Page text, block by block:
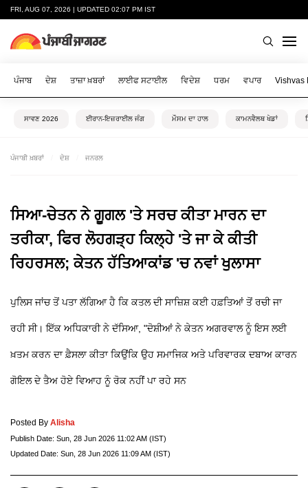
FRI, AUG 07, 2026 | UPDATED 02:07 PM IST
ਪੰਜਾਬ ਦੇਸ਼ ਤਾਜ਼ਾ ਖ਼ਬਰਾਂ ਲਾਈਫ ਸਟਾਈਲ ਵਿਦੇਸ਼ ਧਰਮ ਵਪਾਰ Vishvas
ਸਾਵਣ 2026 ਈਰਾਨ-ਇਜ਼ਰਾਈਲ ਜੰਗ ਮੌਸਮ ਦਾ ਹਾਲ ਕਾਮਨਵੈਲਥ ਖੇਡਾਂ
ਪੰਜਾਬੀ ਖ਼ਬਰਾਂ ਦੇਸ਼ ਜਨਰਲ
ਸਿਆ-ਚੇਤਨ ਨੇ ਗੂਗਲ 'ਤੇ ਸਰਚ ਕੀਤਾ ਮਾਰਨ ਦਾ
ਤਰੀਕਾ, ਫਿਰ ਲੋਹਗੜ੍ਹ ਕਿਲ੍ਹੇ 'ਤੇ ਜਾ ਕੇ ਕੀਤੀ
ਰਿਹਰਸਲ; ਕੇਤਨ ਹੱਤਿਆਕਾਂਡ 'ਚ ਨਵਾਂ ਖੁਲਾਸਾ
ਪੁਲਿਸ ਜਾਂਚ ਤੋਂ ਪਤਾ ਲੱਗਿਆ ਹੈ ਕਿ ਕਤਲ ਦੀ ਸਾਜ਼ਿਸ਼ ਕਈ ਹਫ਼ਤਿਆਂ ਤੋਂ ਰਚੀ ਜਾ
ਰਹੀ ਸੀ। ਇੱਕ ਅਧਿਕਾਰੀ ਨੇ ਦੱਸਿਆ, "ਦੋਸ਼ੀਆਂ ਨੇ ਕੇਤਨ ਅਗਰਵਾਲ ਨੂੰ ਇਸ ਲਈ
ਖ਼ਤਮ ਕਰਨ ਦਾ ਫ਼ੈਸਲਾ ਕੀਤਾ ਕਿਉਂਕਿ ਉਹ ਸਮਾਜਿਕ ਅਤੇ ਪਰਿਵਾਰਕ ਦਬਾਅ ਕਾਰਨ
ਗੋਇਲ ਦੇ ਤੈਅ ਹੋਏ ਵਿਆਹ ਨੂੰ ਰੋਕ ਨਹੀਂ ਪਾ ਰਹੇ ਸਨ
Posted By Alisha
Publish Date: Sun, 28 Jun 2026 11:02 AM (IST)
Updated Date: Sun, 28 Jun 2026 11:09 AM (IST)